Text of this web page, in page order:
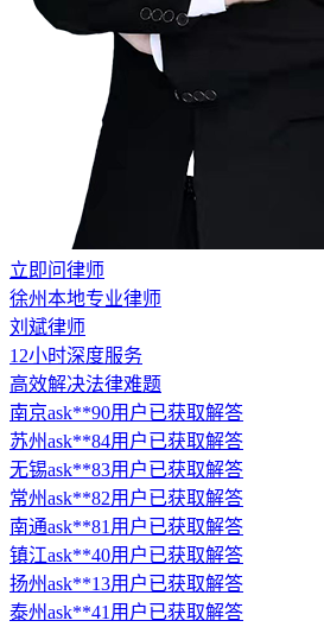
立即问律师
徐州本地专业律师
刘斌律师
12小时深度服务
高效解决法律难题
南京ask**90用户已获取解答
苏州ask**84用户已获取解答
无锡ask**83用户已获取解答
常州ask**82用户已获取解答
南通ask**81用户已获取解答
镇江ask**40用户已获取解答
扬州ask**13用户已获取解答
泰州ask**41用户已获取解答